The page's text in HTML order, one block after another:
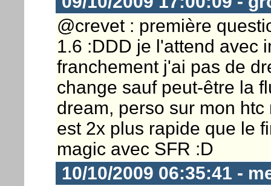
@crevet : première
1.6 :DDD je l'attend avec
franchement j'ai pas de
change sauf peut-être la
dream, perso sur mon
est 2x plus rapide que le
magic avec SFR :D
10/10/2009 06:35:41 -